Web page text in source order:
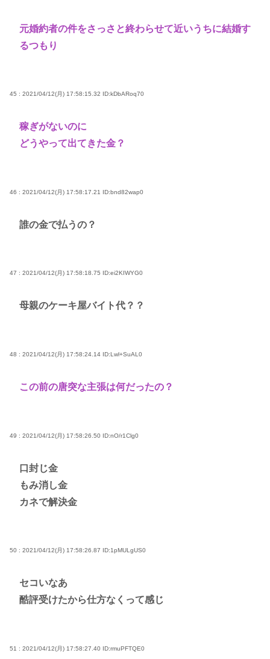
元婚約者の件をさっさと終わらせて近いうちに結婚す
るつもり
45 : 2021/04/12(月) 17:58:15.32 ID:kDbARoq70
稼ぎがないのに
どうやって出てきた金？
46 : 2021/04/12(月) 17:58:17.21 ID:bnd82wap0
誰の金で払うの？
47 : 2021/04/12(月) 17:58:18.75 ID:ei2KIWYG0
母親のケーキ屋バイト代？？
48 : 2021/04/12(月) 17:58:24.14 ID:Lwl+SuAL0
この前の唐突な主張は何だったの？
49 : 2021/04/12(月) 17:58:26.50 ID:nO/r1Clg0
口封じ金
もみ消し金
カネで解決金
50 : 2021/04/12(月) 17:58:26.87 ID:1pMULgUS0
セコいなあ
酷評受けたから仕方なくって感じ
51 : 2021/04/12(月) 17:58:27.40 ID:rmuPFTQE0